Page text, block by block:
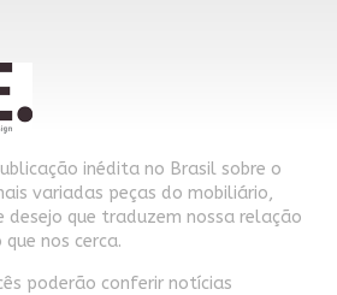
inédita no Brasil sobre o
variadas peças do mobiliário,
desejo que traduzem nossa relação
nos cerca.
poderão conferir notícias